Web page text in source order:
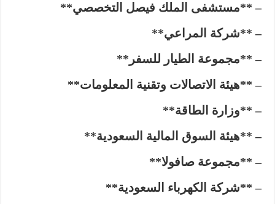
– **مستشفى الملك فيصل التخصصي**
– **شركة المراعي**
– **مجموعة الطيار للسفر**
– **هيئة الاتصالات وتقنية المعلومات**
– **وزارة الطاقة**
– **هيئة السوق المالية السعودية**
– **مجموعة صافولا**
– **شركة الكهرباء السعودية**